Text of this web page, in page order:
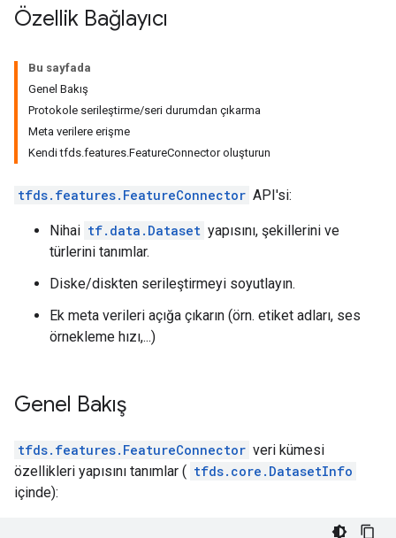
Özellik Bağlayıcı
Bu sayfada
Genel Bakış
Protokole serileştirme/seri durumdan çıkarma
Meta verilere erişme
Kendi tfds.features.FeatureConnector oluşturun
tfds.features.FeatureConnector API'si:
Nihai tf.data.Dataset yapısını, şekillerini ve
türlerini tanımlar.
Diske/diskten serileştirmeyi soyutlayın.
Ek meta verileri açığa çıkarın (örn. etiket adları, ses
örnekleme hızı,...)
Genel Bakış
tfds.features.FeatureConnector veri kümesi
özellikleri yapısını tanımlar ( tfds.core.DatasetInfo
içinde):